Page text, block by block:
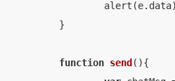
function send ( ){